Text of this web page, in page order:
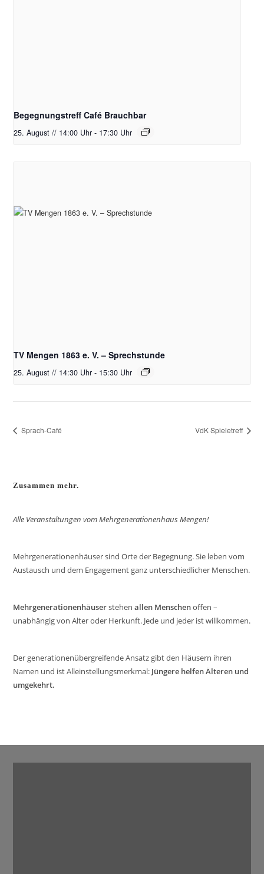
Begegnungstreff Café Brauchbar
25. August // 14:00 Uhr - 17:30 Uhr
TV Mengen 1863 e. V. – Sprechstunde
25. August // 14:30 Uhr - 15:30 Uhr
Sprach-Café VdK Spieletreff
Zusammen mehr.
Alle Veranstaltungen vom Mehrgenerationenhaus Mengen!
Mehrgenerationenhäuser sind Orte der Begegnung. Sie leben vom
Austausch und dem Engagement ganz unterschiedlicher Menschen.
Mehrgenerationenhäuserstehenallen Menschenoffen –
unabhängig von Alter oder Herkunft. Jede und jeder ist willkommen.
Der generationenübergreifende Ansatz gibt den Häusern ihren
Namen und ist Alleinstellungsmerkmal: Jüngere helfen Älteren und
umgekehrt.